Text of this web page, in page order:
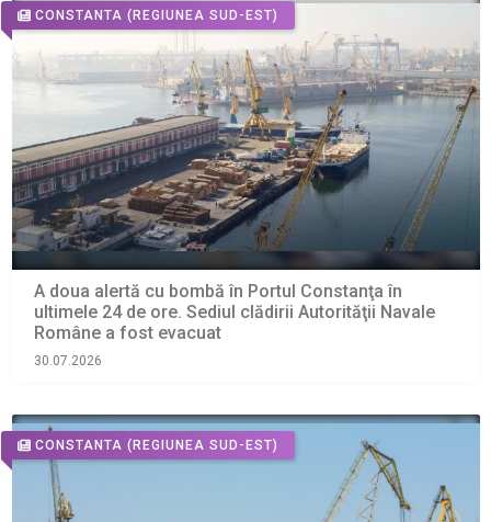
CONSTANTA (REGIUNEA SUD-EST)
A doua alertă cu bombă în Portul Constanţa în
ultimele 24 de ore. Sediul clădirii Autorităţii Navale
Române a fost evacuat
30.07.2026
CONSTANTA (REGIUNEA SUD-EST)